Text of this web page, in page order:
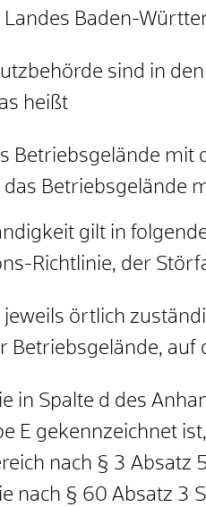
Baden-
sind in
heißt
Betriebsgelände mit
Betriebsgelände
gilt in
Richtlinie, der
örtlich
Betriebsgelände, auf
in Spalte d des
E gekennzeichnet ist,
nach § 3
nach § 60 Absatz